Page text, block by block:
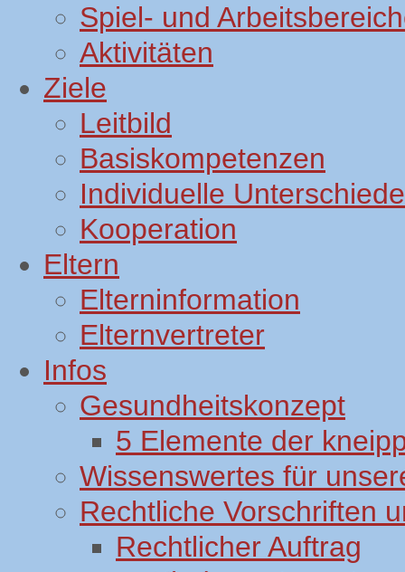
Spiel- und
Aktivitäten
Ziele
Leitbild
Basiskompetenzen
Individuelle Unterschiede
Kooperation
Eltern
Elterninformation
Elternvertreter
Infos
Gesundheitskonzept
5 Elemente der
Wissenswertes für
Rechtliche Vorschriften
Rechtlicher Auftrag